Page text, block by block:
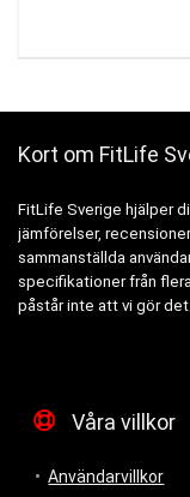
Kort om FitLife
FitLife Sverige hjälper
jämförelser,
sammanställda
specifikationer från
påstår inte att vi gör det.
Våra villkor
Användarvillkor